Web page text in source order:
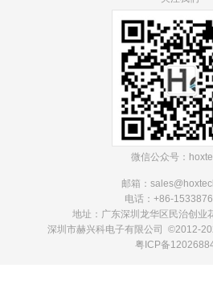
微信公众号：
邮箱：
电话：+86-
地址：广东深圳龙华区民治创业
深圳市赫兴科电子有限公司 ©2012-
粤ICP备